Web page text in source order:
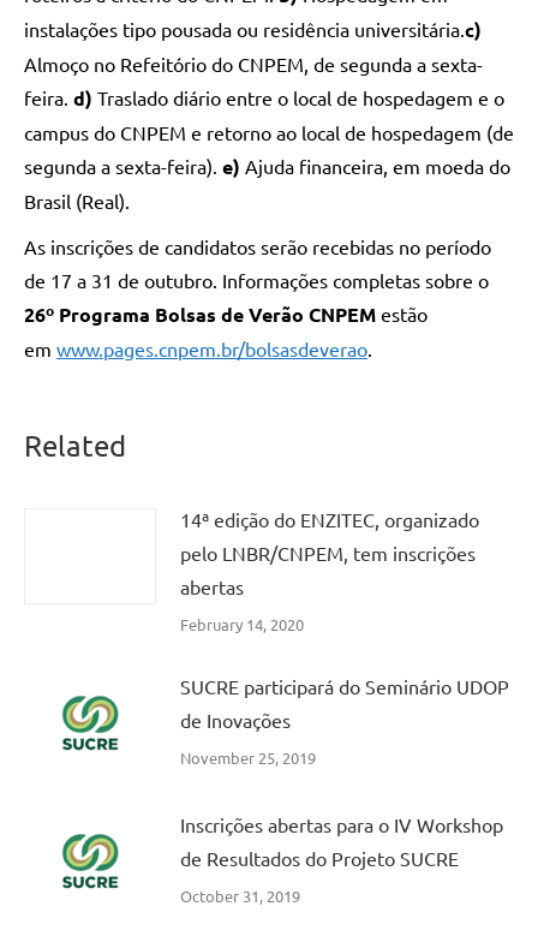
instalações tipo pousada ou residência universitária. c)
Almoço no Refeitório do CNPEM, de segunda a sexta-
feira. d) Traslado diário entre o local de hospedagem e o
campus do CNPEM e retorno ao local de hospedagem (de
segunda a sexta-feira). e) Ajuda financeira, em moeda do
Brasil (Real).
As inscrições de candidatos serão recebidas no período
de 17 a 31 de outubro. Informações completas sobre o
26º Programa Bolsas de Verão CNPEM estão
em www.pages.cnpem.br/bolsasdeverao
Related
14ª edição do ENZITEC, organizado
pelo LNBR/CNPEM, tem inscrições
abertas
February 14, 2020
SUCRE participará do Seminário UDOP
de Inovações
November 25, 2019
Inscrições abertas para o IV Workshop
de Resultados do Projeto SUCRE
October 31, 2019